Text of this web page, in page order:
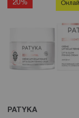
20%
PATYKA